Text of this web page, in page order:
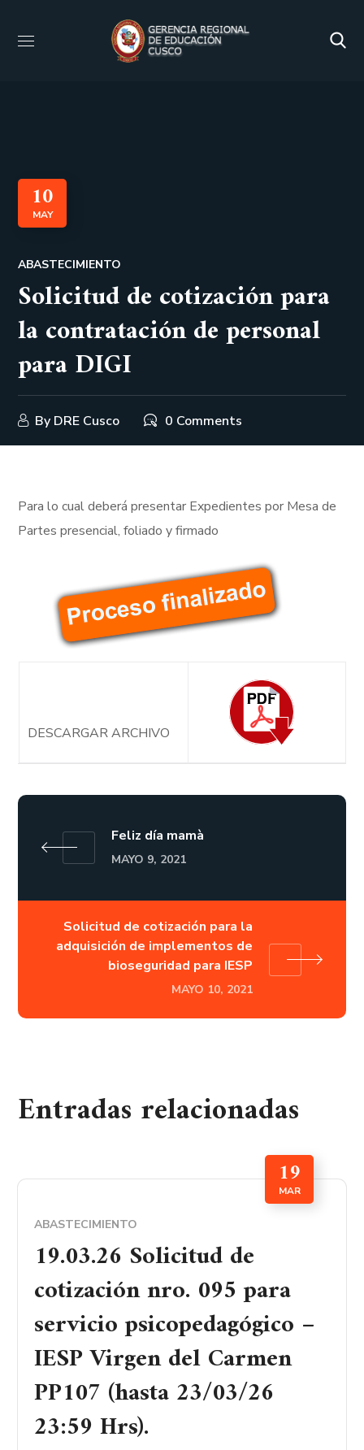
10
MAY
ABASTECIMIENTO
Solicitud de cotización para
la contratación de personal
para DIGI
By DRE Cusco 0 Comments
Para lo cual deberá presentar Expedientes por Mesa de
Partes presencial, foliado y firmado
DESCARGAR ARCHIVO
Feliz día mamà
MAYO 9, 2021
Solicitud de cotización para la
adquisición de implementos de
bioseguridad para IESP
MAYO 10, 2021
Entradas relacionadas
19
MAR
ABASTECIMIENTO
19.03.26 Solicitud de
cotización nro. 095 para
servicio psicopedagógico –
IESP Virgen del Carmen
PP107 (hasta 23/03/26
23:59 Hrs).